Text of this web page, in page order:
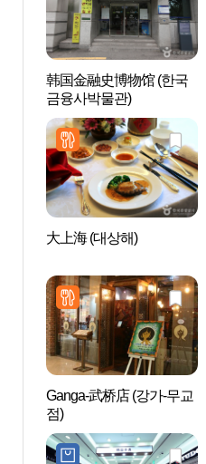
韩国金融史博物馆 (한국
금융사박물관)
大上海 (대상해)
Ganga-武桥店 (강가-무교
점)